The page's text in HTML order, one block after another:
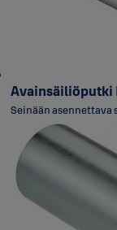
Avainsäiliöputki
Seinään